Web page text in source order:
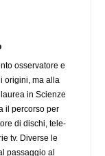
osservatore e
origini, ma alla
in Scienze
il percorso per
di dischi, tele-
tv. Diverse le
passaggio al